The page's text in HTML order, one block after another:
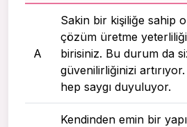
A
Sakin bir kişiliğe sahip
çözüm üretme
birisiniz. Bu durum da
güvenilirliğinizi
hep saygı duyuluyor.
Kendinden emin bir